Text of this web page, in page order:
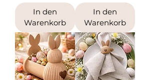
In den
Warenkorb
In den
Warenkorb